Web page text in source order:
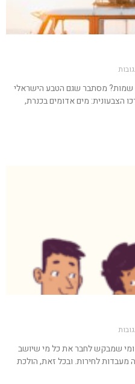
מסתבר שגם הטבע הישראלי
הצבעונית: מים אדומים בכנרת,
שמבקש לחבר את כל מי שיושב
מעבדות לחירות. ובכל זאת, הולכת